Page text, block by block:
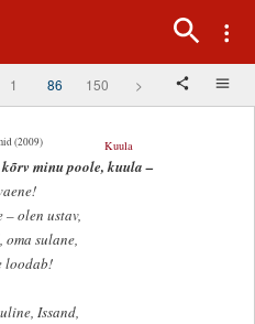
1 86 150 >
(2009)
Kuula
minu poole, kuula –
– olen ustav,
sulane,
loodab!
Issand,